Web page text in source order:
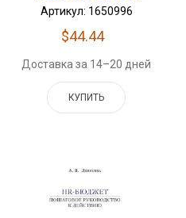
Артикул: 1650996
$44.44
Доставка за 14–20 дней
КУПИТЬ